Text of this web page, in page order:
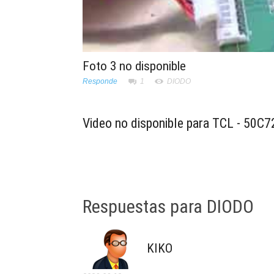
Foto 3 no disponible
Responde 1 DIODO
Video no disponible para TCL -
Respuestas para DIODO
KIKO